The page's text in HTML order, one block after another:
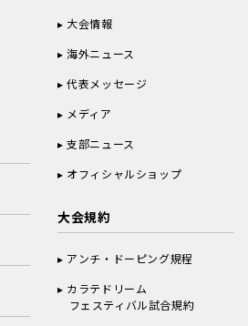
大会情報
海外ニュース
代表メッセージ
メディア
支部ニュース
オフィシャルショップ
大会規約
アンチ・ドーピング規程
カラテドリーム
フェスティバル試合規約